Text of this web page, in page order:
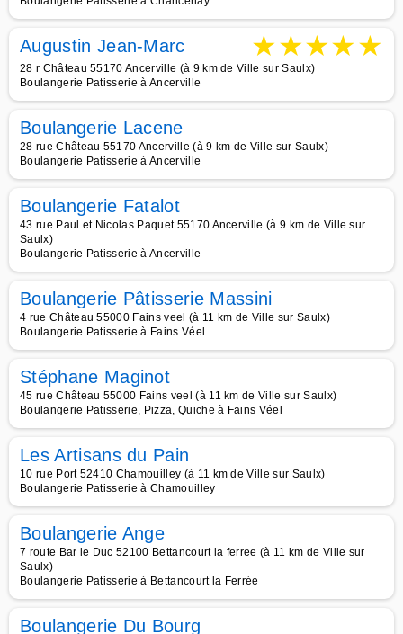
Augustin Jean-Marc ★★★★★
28 r Château 55170 Ancerville (à 9 km de Ville sur Saulx)
Boulangerie Patisserie à Ancerville
Boulangerie Lacene
28 rue Château 55170 Ancerville (à 9 km de Ville sur Saulx)
Boulangerie Patisserie à Ancerville
Boulangerie Fatalot
43 rue Paul et Nicolas Paquet 55170 Ancerville (à 9 km de Ville sur
Saulx)
Boulangerie Patisserie à Ancerville
Boulangerie Pâtisserie Massini
4 rue Château 55000 Fains veel (à 11 km de Ville sur Saulx)
Boulangerie Patisserie à Fains Véel
Stéphane Maginot
45 rue Château 55000 Fains veel (à 11 km de Ville sur Saulx)
Boulangerie Patisserie, Pizza, Quiche à Fains Véel
Les Artisans du Pain
10 rue Port 52410 Chamouilley (à 11 km de Ville sur Saulx)
Boulangerie Patisserie à Chamouilley
Boulangerie Ange
7 route Bar le Duc 52100 Bettancourt la ferree (à 11 km de Ville sur
Saulx)
Boulangerie Patisserie à Bettancourt la Ferrée
Boulangerie Du Bourg